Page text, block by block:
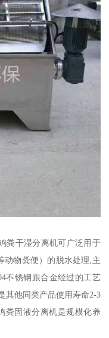
粪干湿分离机可广泛用于
动物粪便）的脱水处理,主
不锈钢跟合金经过的工艺
其他同类产品使用寿命2-3
粪固液分离机是规模化养